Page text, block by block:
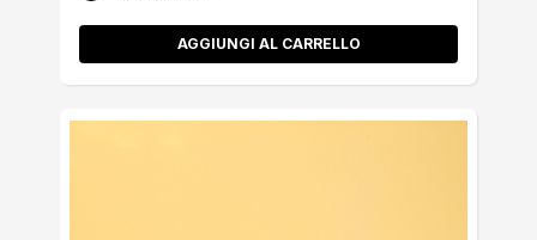
AGGIUNGI AL CARRELLO